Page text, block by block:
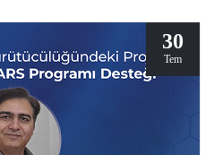
30
Tem